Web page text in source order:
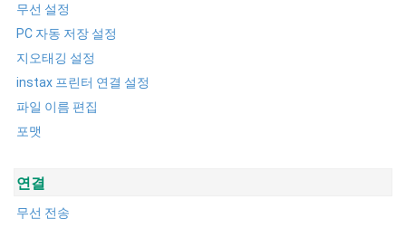
무선 설정
PC 자동 저장 설정
지오태깅 설정
instax 프린터 연결 설정
파일 이름 편집
포맷
연결
무선 전송